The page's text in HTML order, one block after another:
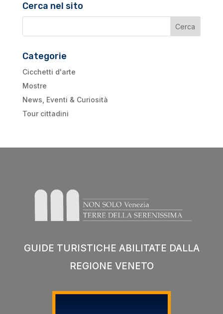
Cerca nel sito
Categorie
Cicchetti d'arte
Mostre
News, Eventi & Curiosità
Tour cittadini
GUIDE TURISTICHE ABILITATE DALLA
REGIONE VENETO